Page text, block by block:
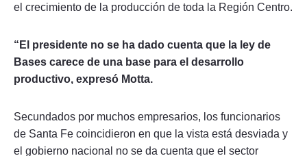
el crecimiento de la producción de toda la Región Centro.
“El presidente no se ha dado cuenta que la ley de
Bases carece de una base para el desarrollo
productivo, expresó Motta.
Secundados por muchos empresarios, los funcionarios
de Santa Fe coincidieron en que la vista está desviada y
el gobierno nacional no se da cuenta que el sector